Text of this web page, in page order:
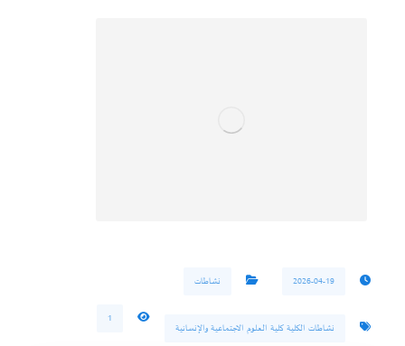
2026-04-19 نشاطات
نشاطات الكلية كلية العلوم الاجتماعية والإنسانية
1